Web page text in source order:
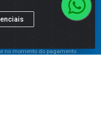
e frete são válidos
pelo site. Caso haja
no momento do pagamento.